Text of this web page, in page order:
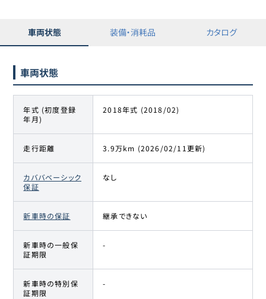
車両状態 装備・消耗品 カタログ
車両状態
年式 (初度登録
年月)
2018年式 (2018/02)
走行距離 3.9万km (2026/02/11更新)
カババベーシック
保証
なし
新車時の保証 継承できない
新車時の一般保
証期限
-
新車時の特別保
証期限
-